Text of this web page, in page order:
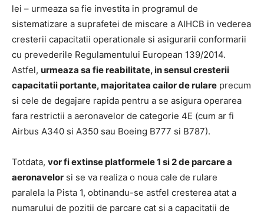
lei – urmeaza sa fie investita in programul de
sistematizare a suprafetei de miscare a AIHCB in vederea
cresterii capacitatii operationale si asigurarii conformarii
cu prevederile Regulamentului European 139/2014.
Astfel, urmeaza sa fie reabilitate, in sensul cresterii
capacitatii portante, majoritatea cailor de rulare precum
si cele de degajare rapida pentru a se asigura operarea
fara restrictii a aeronavelor de categorie 4E (cum ar fi
Airbus A340 si A350 sau Boeing B777 si B787).
Totdata, vor fi extinse platformele 1 si 2 de parcare a
aeronavelor si se va realiza o noua cale de rulare
paralela la Pista 1, obtinandu-se astfel cresterea atat a
numarului de pozitii de parcare cat si a capacitatii de